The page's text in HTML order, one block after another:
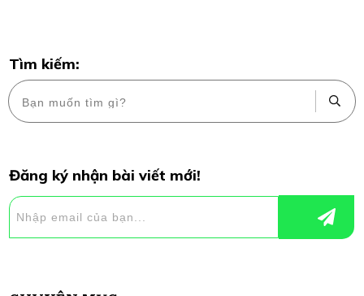
Tìm kiếm:
Đăng ký nhận bài viết mới!